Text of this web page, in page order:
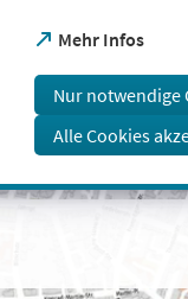
Mehr Infos
(Öffnet
einem
neuen
Tab)
Nur notwendige
Alle Cookies